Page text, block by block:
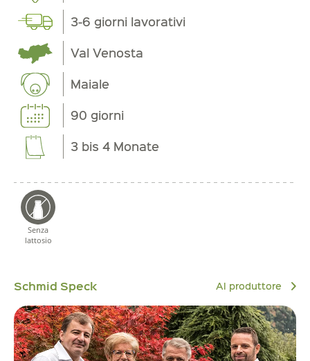
3-6 giorni lavorativi
Val Venosta
Maiale
90 giorni
3 bis 4 Monate
Senza
lattosio
Schmid Speck Al produttore